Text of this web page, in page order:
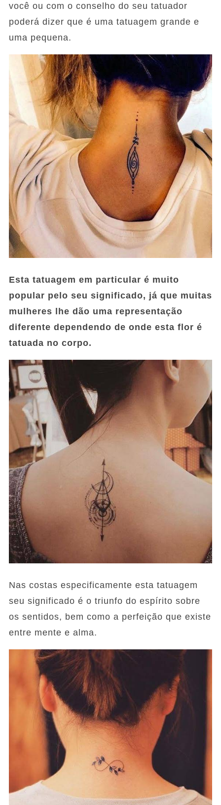
você ou com o conselho do seu tatuador
poderá dizer que é uma tatuagem grande e
uma pequena.
Esta tatuagem em particular é muito
popular pelo seu significado, já que muitas
mulheres lhe dão uma representação
diferente dependendo de onde esta flor é
tatuada no corpo.
Nas costas especificamente esta tatuagem
seu significado é o triunfo do espírito sobre
os sentidos, bem como a perfeição que existe
entre mente e alma.